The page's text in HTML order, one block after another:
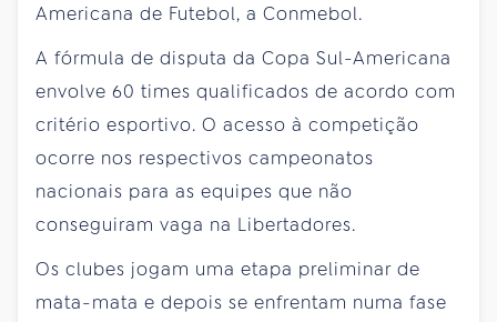
Americana de Futebol, a Conmebol.
A fórmula de disputa da Copa Sul-Americana
envolve 60 times qualificados de acordo com
critério esportivo. O acesso à competição
ocorre nos respectivos campeonatos
nacionais para as equipes que não
conseguiram vaga na Libertadores.
Os clubes jogam uma etapa preliminar de
mata-mata e depois se enfrentam numa fase